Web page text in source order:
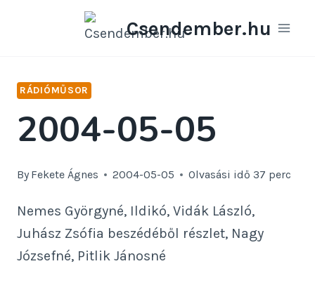
Csendember.hu
RÁDIÓMŰSOR
2004-05-05
By Fekete Ágnes 2004-05-05 Olvasási idő 37 perc
Nemes Györgyné, Ildikó, Vidák László,
Juhász Zsófia beszédéből részlet, Nagy
Józsefné, Pitlik Jánosné